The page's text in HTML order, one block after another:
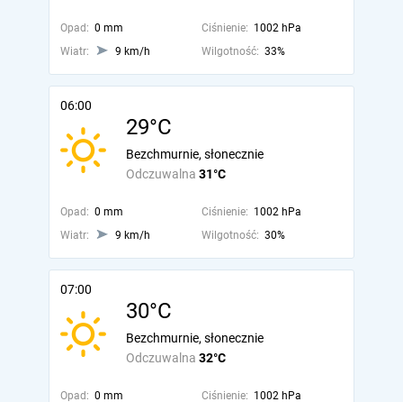
Opad: 0 mm Ciśnienie: 1002 hPa
Wiatr:
9 km/h Wilgotność: 33%
06:00
29°C
Odczuwalna 31°C
Bezchmurnie, słonecznie
Opad: 0 mm Ciśnienie: 1002 hPa
Wiatr:
9 km/h Wilgotność: 30%
07:00
30°C
Odczuwalna 32°C
Bezchmurnie, słonecznie
Opad: 0 mm Ciśnienie: 1002 hPa